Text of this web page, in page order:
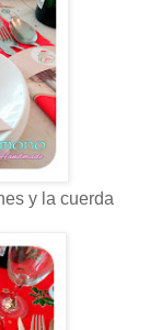
y la cuerda